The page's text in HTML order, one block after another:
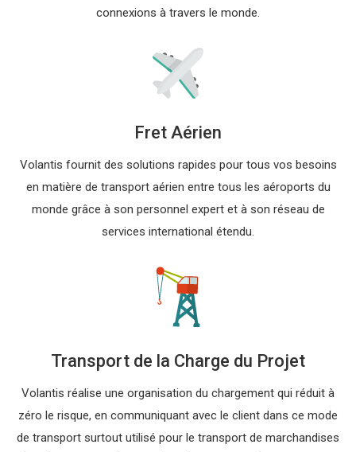
connexions à travers le monde.
Fret Aérien
Volantis fournit des solutions rapides pour tous vos besoins
en matière de transport aérien entre tous les aéroports du
monde grâce à son personnel expert et à son réseau de
services international étendu.
Transport de la Charge du Projet
Volantis réalise une organisation du chargement qui réduit à
zéro le risque, en communiquant avec le client dans ce mode
de transport surtout utilisé pour le transport de marchandises